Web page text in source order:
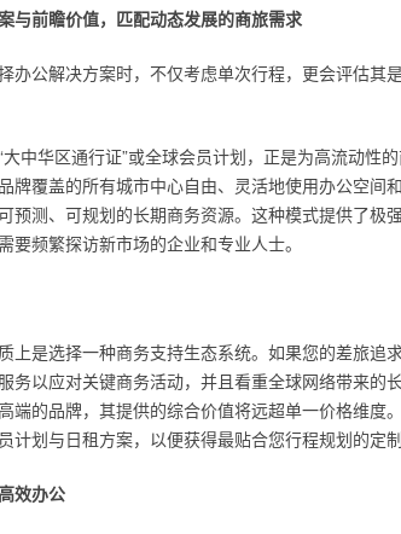
与前瞻价值，匹配动态发展的商旅需求
办公解决方案时，不仅考虑单次行程，更会评估其
中华区通行证”或全球会员计划，正是为高流动性的
牌覆盖的所有城市中心自由、灵活地使用办公空间
预测、可规划的长期商务资源。这种模式提供了极
要频繁探访新市场的企业和专业人士。
上是选择一种商务支持生态系统。如果您的差旅追
务以应对关键商务活动，并且看重全球网络带来的
端的品牌，其提供的综合价值将远超单一价格维度
计划与日租方案，以便获得最贴合您行程规划的定制
效办公